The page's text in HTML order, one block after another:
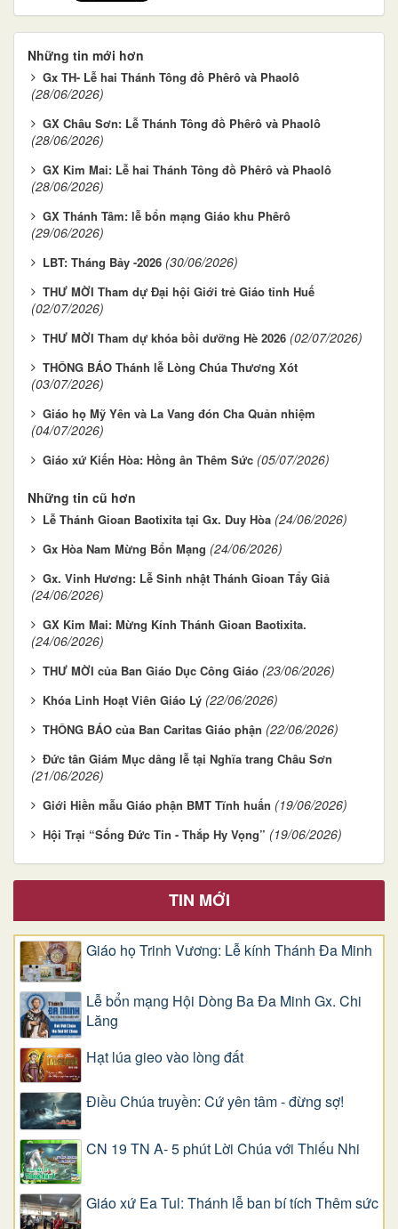
Những tin mới hơn
Gx TH- Lễ hai Thánh Tông đồ Phêrô và Phaolô
(28/06/2026)
GX Châu Sơn: Lễ Thánh Tông đồ Phêrô và Phaolô
(28/06/2026)
GX Kim Mai: Lễ hai Thánh Tông đồ Phêrô và Phaolô
(28/06/2026)
GX Thánh Tâm: lễ bổn mạng Giáo khu Phêrô
(29/06/2026)
LBT: Tháng Bảy -2026 (30/06/2026)
THƯ MỜI Tham dự Đại hội Giới trẻ Giáo tỉnh Huế
(02/07/2026)
THƯ MỜI Tham dự khóa bồi dưỡng Hè 2026 (02/07/2026)
THÔNG BÁO Thánh lễ Lòng Chúa Thương Xót
(03/07/2026)
Giáo họ Mỹ Yên và La Vang đón Cha Quản nhiệm
(04/07/2026)
Giáo xứ Kiến Hòa: Hồng ân Thêm Sức (05/07/2026)
Những tin cũ hơn
Lễ Thánh Gioan Baotixita tại Gx. Duy Hòa (24/06/2026)
Gx Hòa Nam Mừng Bổn Mạng (24/06/2026)
Gx. Vinh Hương: Lễ Sinh nhật Thánh Gioan Tẩy Giả
(24/06/2026)
GX Kim Mai: Mừng Kính Thánh Gioan Baotixita.
(24/06/2026)
THƯ MỜI của Ban Giáo Dục Công Giáo (23/06/2026)
Khóa Linh Hoạt Viên Giáo Lý (22/06/2026)
THÔNG BÁO của Ban Caritas Giáo phận (22/06/2026)
Đức tân Giám Mục dâng lễ tại Nghĩa trang Châu Sơn
(21/06/2026)
Giới Hiền mẫu Giáo phận BMT Tĩnh huấn (19/06/2026)
Hội Trại “Sống Đức Tin - Thắp Hy Vọng” (19/06/2026)
TIN MỚI
Giáo họ Trinh Vương: Lễ kính Thánh Đa Minh
Lễ bổn mạng Hội Dòng Ba Đa Minh Gx. Chi
Lăng
Hạt lúa gieo vào lòng đất
Điều Chúa truyền: Cứ yên tâm - đừng sợ!
CN 19 TN A- 5 phút Lời Chúa với Thiếu Nhi
Giáo xứ Ea Tul: Thánh lễ ban bí tích Thêm sức